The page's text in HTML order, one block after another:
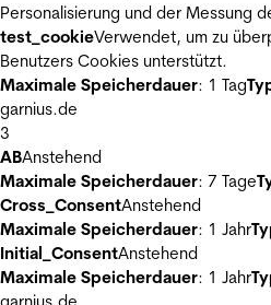
Personalisierung und der Messung
test_cookieVerwendet, um zu
Benutzers Cookies unterstützt.
Maximale Speicherdauer: 1 Tag
garnius.de
3
ABAnstehend
Maximale Speicherdauer: 7 Tage
Cross_ConsentAnstehend
Maximale Speicherdauer: 1 Jahr
Initial_ConsentAnstehend
Maximale Speicherdauer: 1 Jahr